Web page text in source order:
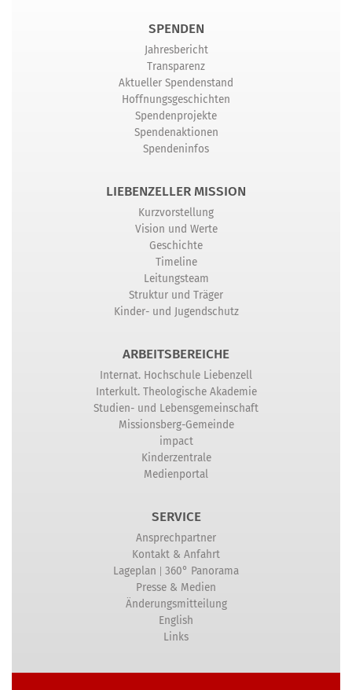
SPENDEN
Jahresbericht
Transparenz
Aktueller Spendenstand
Hoffnungsgeschichten
Spendenprojekte
Spendenaktionen
Spendeninfos
LIEBENZELLER MISSION
Kurzvorstellung
Vision und Werte
Geschichte
Timeline
Leitungsteam
Struktur und Träger
Kinder- und Jugendschutz
ARBEITSBEREICHE
Internat. Hochschule Liebenzell
Interkult. Theologische Akademie
Studien- und Lebensgemeinschaft
Missionsberg-Gemeinde
impact
Kinderzentrale
Medienportal
SERVICE
Ansprechpartner
Kontakt & Anfahrt
Lageplan | 360° Panorama
Presse & Medien
Änderungsmitteilung
English
Links